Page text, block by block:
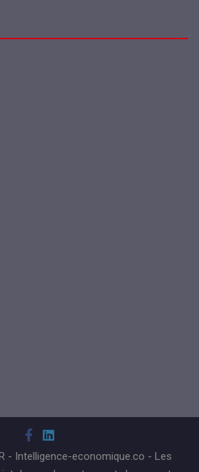
- Intelligence-economique.co - Les